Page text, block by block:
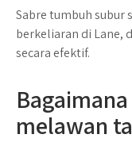
Sabre tumbuh subur
berkeliaran di Lane,
secara efektif.
melawan